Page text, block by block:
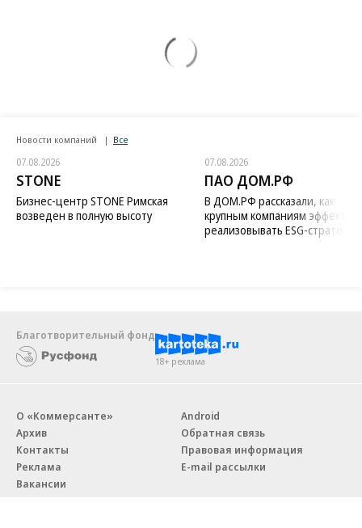
Новости компаний Все
07.08.2026
STONE
Бизнес-центр STONE Римская
возведен в полную высоту
07.08.2026
ПАО ДОМ.РФ
В ДОМ.РФ рассказали, как
крупным компаниям
реализовывать ESG-стратегию
Благотворительный фонд
18+ реклама
О «Коммерсанте»
Архив
Контакты
Реклама
Вакансии
Android
Обратная связь
Правовая информация
E-mail рассылки